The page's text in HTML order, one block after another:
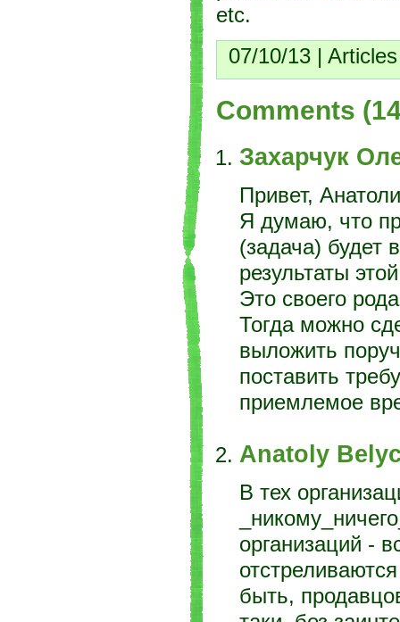
etc.
07/10/13 | Articles
Comments
Захарчук
Привет,
Я думаю, что
(задача) будет
результаты
Это своего
Тогда можно
выложить
поставить
приемлемое
Anatoly
В тех
организаций -
быть,